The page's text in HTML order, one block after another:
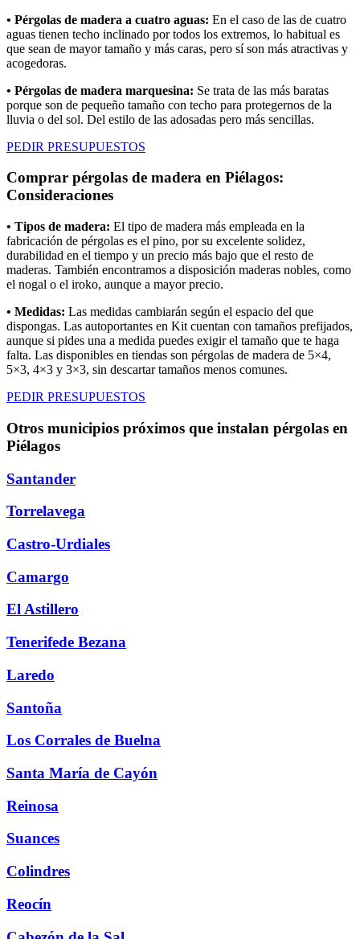
• Pérgolas de madera a cuatro aguas: En el caso de las de cuatro
aguas tienen techo inclinado por todos los extremos, lo habitual es
que sean de mayor tamaño y más caras, pero sí son más atractivas y
acogedoras.
• Pérgolas de madera marquesina: Se trata de las más baratas
porque son de pequeño tamaño con techo para protegernos de la
lluvia o del sol. Del estilo de las adosadas pero más sencillas.
PEDIR PRESUPUESTOS
Comprar pérgolas de madera en Piélagos:
Consideraciones
• Tipos de madera: El tipo de madera más empleada en la
fabricación de pérgolas es el pino, por su excelente solidez,
durabilidad en el tiempo y un precio más bajo que el resto de
maderas. También encontramos a disposición maderas nobles, como
el nogal o el iroko, aunque a mayor precio.
• Medidas: Las medidas cambiarán según el espacio del que
dispongas. Las autoportantes en Kit cuentan con tamaños prefijados,
aunque si pides una a medida puedes exigir el tamaño que te haga
falta. Las disponibles en tiendas son pérgolas de madera de 5×4,
5×3, 4×3 y 3×3, sin descartar tamaños menos comunes.
PEDIR PRESUPUESTOS
Otros municipios próximos que instalan pérgolas en
Piélagos
Santander
Torrelavega
Castro-Urdiales
Camargo
El Astillero
Tenerifede Bezana
Laredo
Santoña
Los Corrales de Buelna
Santa María de Cayón
Reinosa
Suances
Colindres
Reocín